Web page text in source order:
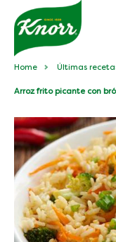
Home Últimas
Arroz frito picante con